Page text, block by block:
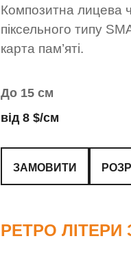
Композитна лицева
піксельного типу
карта пам’яті.
До 15 см
від 8 $/см
ЗАМОВИТИ
РЕТРО